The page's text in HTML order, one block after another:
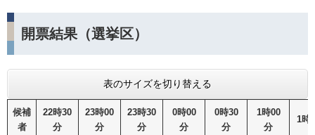
開票結果（選挙区）
表のサイズを切り替える
候補
者
22時30
分
23時00
分
23時30
分
0時00
分
0時30
分
1時00
分
1時